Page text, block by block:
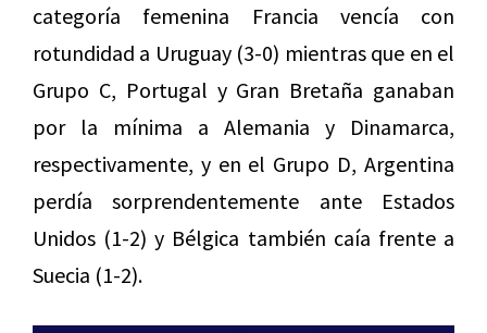
categoría femenina Francia vencía con
rotundidad a Uruguay (3-0) mientras que en el
Grupo C, Portugal y Gran Bretaña ganaban
por la mínima a Alemania y Dinamarca,
respectivamente, y en el Grupo D, Argentina
perdía sorprendentemente ante Estados
Unidos (1-2) y Bélgica también caía frente a
Suecia (1-2).